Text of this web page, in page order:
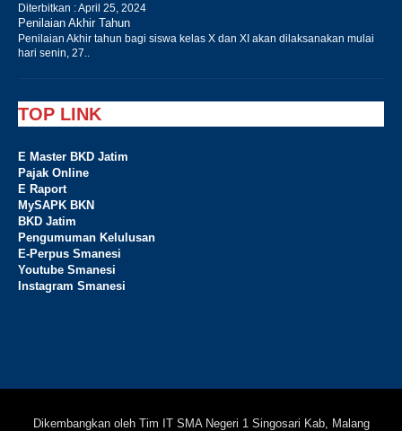
Diterbitkan :April 25, 2024
Penilaian Akhir Tahun
Penilaian Akhir tahun bagi siswa kelas X dan XI akan dilaksanakan mulai
hari senin, 27..
TOP LINK
E Master BKD Jatim
Pajak Online
E Raport
MySAPK BKN
BKD Jatim
Pengumuman Kelulusan
E-Perpus Smanesi
Youtube Smanesi
Instagram Smanesi
Dikembangkan oleh Tim IT SMA Negeri 1 Singosari Kab, Malang